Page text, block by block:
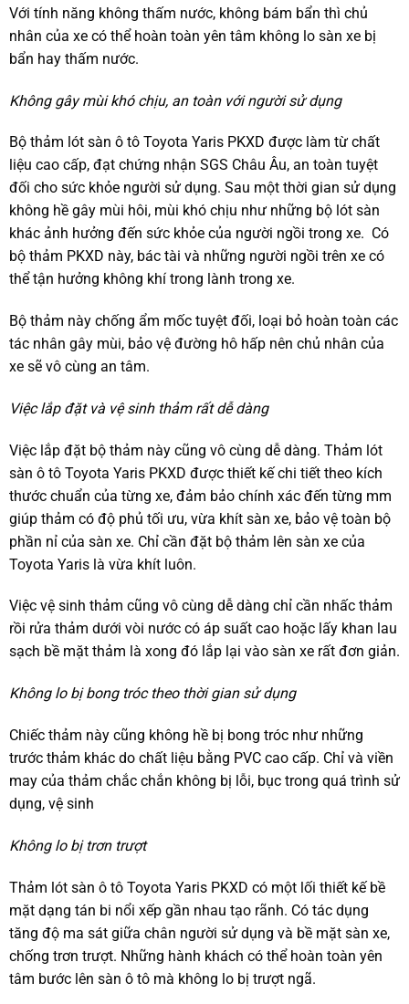
Với tính năng không thấm nước, không bám bẩn thì chủ
nhân của xe có thể hoàn toàn yên tâm không lo sàn xe bị
bẩn hay thấm nước.
Không gây mùi khó chịu, an toàn với người sử dụng
Bộ thảm lót sàn ô tô Toyota Yaris PKXD được làm từ chất
liệu cao cấp, đạt chứng nhận SGS Châu Âu, an toàn tuyệt
đối cho sức khỏe người sử dụng. Sau một thời gian sử dụng
không hề gây mùi hôi, mùi khó chịu như những bộ lót sàn
khác ảnh hưởng đến sức khỏe của người ngồi trong xe. Có
bộ thảm PKXD này, bác tài và những người ngồi trên xe có
thể tận hưởng không khí trong lành trong xe.
Bộ thảm này chống ẩm mốc tuyệt đối, loại bỏ hoàn toàn các
tác nhân gây mùi, bảo vệ đường hô hấp nên chủ nhân của
xe sẽ vô cùng an tâm.
Việc lắp đặt và vệ sinh thảm rất dễ dàng
Việc lắp đặt bộ thảm này cũng vô cùng dễ dàng. Thảm lót
sàn ô tô Toyota Yaris PKXD được thiết kế chi tiết theo kích
thước chuẩn của từng xe, đảm bảo chính xác đến từng mm
giúp thảm có độ phủ tối ưu, vừa khít sàn xe, bảo vệ toàn bộ
phần nỉ của sàn xe. Chỉ cần đặt bộ thảm lên sàn xe của
Toyota Yaris là vừa khít luôn.
Việc vệ sinh thảm cũng vô cùng dễ dàng chỉ cần nhấc thảm
rồi rửa thảm dưới vòi nước có áp suất cao hoặc lấy khan lau
sạch bề mặt thảm là xong đó lắp lại vào sàn xe rất đơn giản.
Không lo bị bong tróc theo thời gian sử dụng
Chiếc thảm này cũng không hề bị bong tróc như những
trước thảm khác do chất liệu bằng PVC cao cấp. Chỉ và viền
may của thảm chắc chắn không bị lỗi, bục trong quá trình sử
dụng, vệ sinh
Không lo bị trơn trượt
Thảm lót sàn ô tô Toyota Yaris PKXD có một lối thiết kế bề
mặt dạng tán bi nổi xếp gần nhau tạo rãnh. Có tác dụng
tăng độ ma sát giữa chân người sử dụng và bề mặt sàn xe,
chống trơn trượt. Những hành khách có thể hoàn toàn yên
tâm bước lên sàn ô tô mà không lo bị trượt ngã.